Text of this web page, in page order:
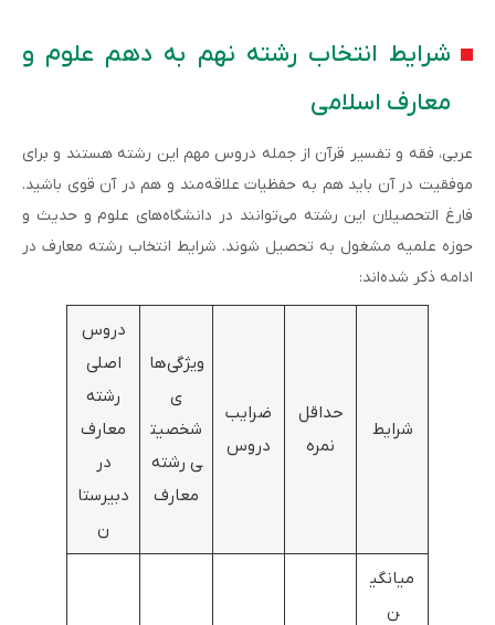
شرایط انتخاب رشته نهم به دهم علوم و
معارف اسلامی
عربی، فقه و تفسیر قرآن از جمله دروس مهم این رشته هستند و برای
موفقیت در آن باید هم به حفظیات علاقه‌مند و هم در آن قوی باشید.
فارغ التحصیلان این رشته می‌توانند در دانشگاه‌های علوم و حدیث و
حوزه علمیه مشغول به تحصیل شوند. شرایط انتخاب رشته معارف در
ادامه ذکر شده‌اند:
شرایط
حداقل
نمره
ضرایب
دروس
ویژگی‌ها
ی
شخصیت
ی رشته
معارف
دروس
اصلی
رشته
معارف
در
دبیرستا
ن
میانگی
ن